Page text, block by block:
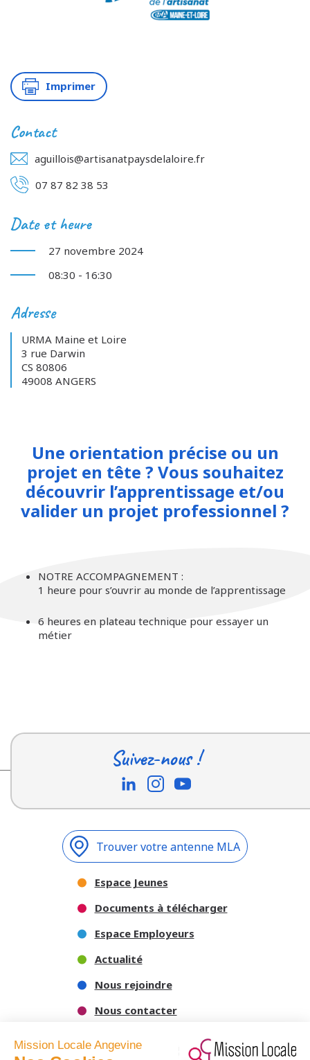
Imprimer
Contact
aguillois@artisanatpaysdelaloire.fr
07 87 82 38 53
Date et heure
27 novembre 2024
08:30 - 16:30
Adresse
URMA Maine et Loire
3 rue Darwin
CS 80806
49008 ANGERS
Une orientation précise ou un
projet en tête ? Vous souhaitez
découvrir l’apprentissage et/ou
valider un projet professionnel ?
NOTRE ACCOMPAGNEMENT :
1 heure pour s’ouvrir au monde de l’apprentissage
6 heures en plateau technique pour essayer un
métier
Suivez-nous !
Trouver votre antenne MLA
Espace Jeunes
Documents à télécharger
Espace Employeurs
Actualité
Nous rejoindre
Nous contacter
Mission Locale Angevine